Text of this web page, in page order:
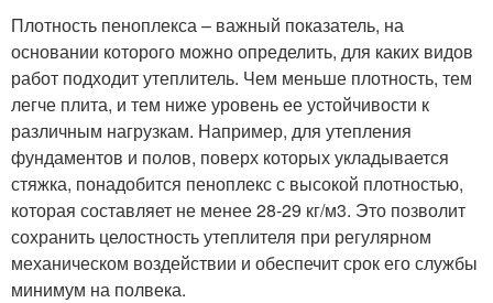
Плотность пеноплекса – важный показатель, на
основании которого можно определить, для каких видов
работ подходит утеплитель. Чем меньше плотность, тем
легче плита, и тем ниже уровень ее устойчивости к
различным нагрузкам. Например, для утепления
фундаментов и полов, поверх которых укладывается
стяжка, понадобится пеноплекс с высокой плотностью,
которая составляет не менее 28-29 кг/м3. Это позволит
сохранить целостность утеплителя при регулярном
механическом воздействии и обеспечит срок его службы
минимум на полвека.